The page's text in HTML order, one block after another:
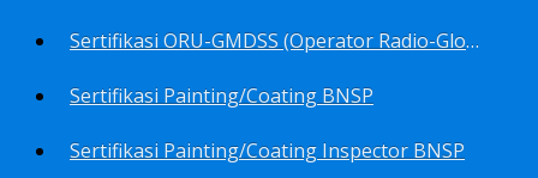
Sertifikasi ORU-GMDSS (Operator Radio-Global Maritime Distress&Safety System) BNSP
Sertifikasi Painting/Coating BNSP
Sertifikasi Painting/Coating Inspector BNSP